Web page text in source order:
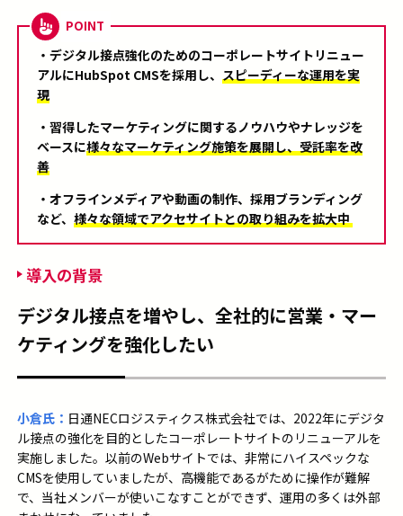
POINT
・デジタル接点強化のためのコーポレートサイトリニュー
アルにHubSpot CMSを採用し、 スピーディーな運用を実
現
・習得したマーケティングに関するノウハウやナレッジを
ベースに様々なマーケティング施策を展開し、受託率を改
善
・オフラインメディアや動画の制作、採用ブランディング
など、 様々な領域でアクセサイトとの取り組みを拡大中
導入の背景
デジタル接点を増やし、全社的に営業・マー
ケティングを強化したい
小倉氏： 日通NECロジスティクス株式会社では、2022年にデジタ
ル接点の強化を目的としたコーポレートサイトの リニューアルを
実施しました。 以前のWebサイトでは、非常にハイスペックな
CMSを使用していましたが、 高機能であるがために操作が難解
で、 当社 メンバーが使いこなすことができず、 運用の多くは外部